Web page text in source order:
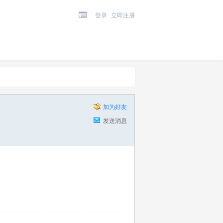
登录 立即注册
加为好友
发送消息